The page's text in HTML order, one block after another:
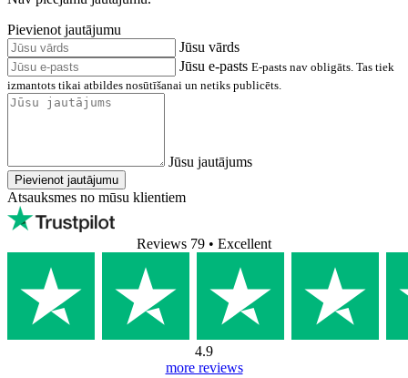
Pievienot jautājumu
Jūsu vārds
Jūsu e-pasts E-pasts nav obligāts. Tas tiek
izmantots tikai atbildes nosūtīšanai un netiks publicēts.
Jūsu jautājums
Pievienot jautājumu
Atsauksmes no mūsu klientiem
Reviews 79 • Excellent
4.9
more reviews